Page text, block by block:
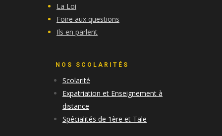
La Loi
Foire aux questions
Ils en parlent
NOS SCOLARITÉS
Scolarité
Expatriation et Enseignement à
distance
Spécialités de 1ère et Tale